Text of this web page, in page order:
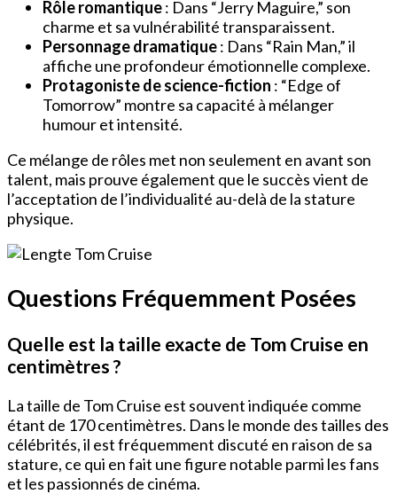
Rôle romantique: Dans “Jerry Maguire,” son
charme et sa vulnérabilité transparaissent.
Personnage dramatique: Dans “Rain Man,” il
affiche une profondeur émotionnelle complexe.
Protagoniste de science-fiction : “Edge of
Tomorrow” montre sa capacité à mélanger
humour et intensité.
Ce mélange de rôles met non seulement en avant son
talent, mais prouve également que le succès vient de
l’acceptation de l’individualité au-delà de la stature
physique.
Questions Fréquemment Posées
Quelle est la taille exacte de Tom Cruise en
centimètres ?
La taille de Tom Cruise est souvent indiquée comme
étant de 170 centimètres. Dans le monde des tailles des
célébrités, il est fréquemment discuté en raison de sa
stature, ce qui en fait une figure notable parmi les fans
et les passionnés de cinéma.